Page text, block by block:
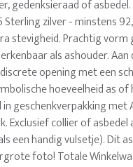
gedenksieraad of
zilver - minstens
stevigheid. Prachtig
als ashouder.
opening met een
hoeveelheid as
in geschenkverpakking
Exclusief collier of
een handig vulsetje). Dit
foto! Totale